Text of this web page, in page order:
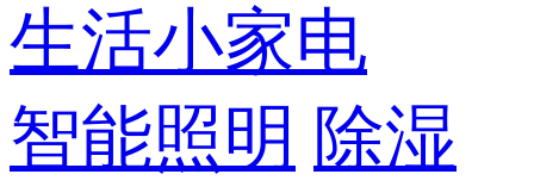
生活小家电
智能照明 除湿